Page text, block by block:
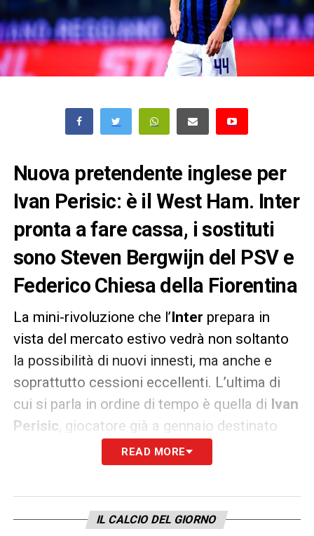
Nuova pretendente inglese per
Ivan Perisic: è il West Ham. Inter
pronta a fare cassa, i sostituti
sono Steven Bergwijn del PSV e
Federico Chiesa della Fiorentina
La mini-rivoluzione che l’ Inter prepara in
vista del mercato estivo vedrà non soltanto
la possibilità di nuovi innesti, ma anche e
soprattutto cessioni eccellenti. L’ultima di
cui si parla in ordine di tempo è quella di Ivan
Perisic, giocatore già a gennaio destinato
Premier League(per lui richieste da
Arsenalprima e delTottenham
venduto dai nerazzurri per fare cassa.
READ MORE
IL CALCIO DEL GIORNO